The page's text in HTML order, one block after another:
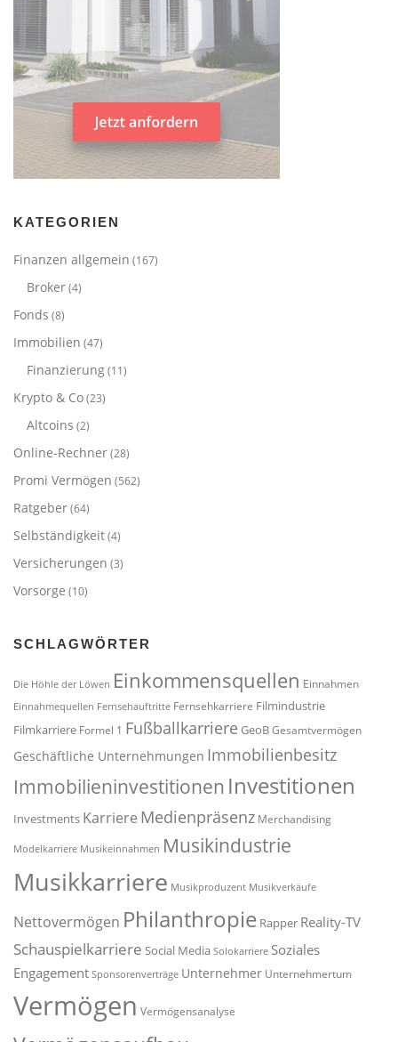
KATEGORIEN
Finanzen allgemein (167)
Broker(4)
Fonds (8)
Immobilien (47)
Finanzierung(11)
Krypto & Co(23)
Altcoins (2)
Online-Rechner(28)
Promi Vermögen (562)
Ratgeber(64)
Selbständigkeit(4)
Versicherungen (3)
Vorsorge (10)
SCHLAGWÖRTER
Die Höhle der Löwen Einkommensquellen Einnahmen
Einnahmequellen Fernsehauftritte Fernsehkarriere Filmindustrie
Filmkarriere Formel 1 Fußballkarriere GeoBGesamtvermögen
Geschäftliche Unternehmungen Immobilienbesitz
Immobilieninvestitionen Investitionen
Investments Karriere Medienpräsenz Merchandising
Modelkarriere Musikeinnahmen Musikindustrie
Musikkarriere Musikproduzent Musikverkäufe
Nettovermögen Philanthropie Rapper Reality-TV
Schauspielkarriere Social Media Solokarriere Soziales
Engagement Sponsorenverträge Unternehmer Unternehmertum
Vermögen Vermögensanalyse